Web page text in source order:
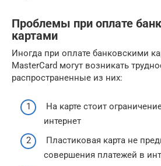
Проблемы при оплате
картами
Иногда при оплате банковскими
MasterCard могут возникать
распространенные из них:
На карте стоит
интернет
Пластиковая карта не
совершения платежей в